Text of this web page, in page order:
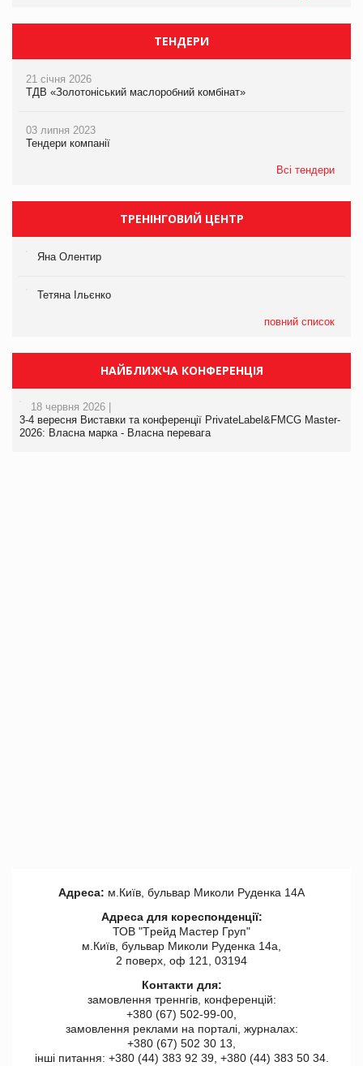
ТЕНДЕРИ
21 січня 2026
ТДВ «Золотоніський маслоробний комбінат»
03 липня 2023
Тендери компанії
Всі тендери
ТРЕНІНГОВИЙ ЦЕНТР
Яна Олентир
Тетяна Ільєнко
повний список
НАЙБЛИЖЧА КОНФЕРЕНЦІЯ
18 червня 2026 |
3-4 вересня Виставки та конференції PrivateLabel&FMCG Master-
2026: Власна марка - Власна перевага
Адреса: м.Київ, бульвар Миколи Руденка 14А
Адреса для кореспонденції:
ТОВ "Tрейд Мастер Груп"
м.Київ, бульвар Миколи Руденка 14а,
2 поверх, оф 121, 03194
Контакти для:
замовлення треннгів, конференцій:
+380 (67) 502-99-00,
замовлення реклами на порталі, журналах:
+380 (67) 502 30 13,
інші питання: +380 (44) 383 92 39, +380 (44) 383 50 34.